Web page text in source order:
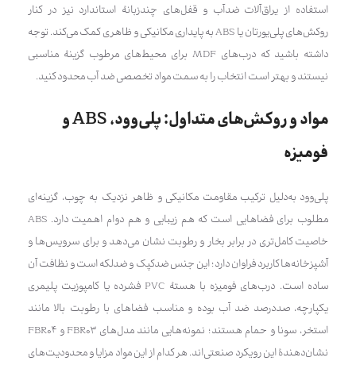
استفاده از یراق‌آلات ضدآب و قفل‌های چندزبانهٔ استاندارد نیز در کنار
روکش‌های پلی‌یورتان یا ABS به پایداری مکانیکی و ظاهری کمک می‌کند. توجه
داشته باشید که درب‌های MDF برای محیط‌های مرطوب گزینهٔ مناسبی
نیستند و بهتر است انتخاب را به سمت مواد تخصصی ضد آب محدود کنید.
مواد و روکش‌های متداول: پلی‌وود، ABS و
فومیزه
پلی‌وود به‌دلیل ترکیب مقاومت مکانیکی و ظاهر نزدیک به چوب، گزینه‌ای
مطلوب برای فضاهایی است که هم زیبایی و هم دوام اهمیت دارد. ABS
خاصیت کامل‌تری در برابر بخار و رطوبت نشان می‌دهد و برای سرویس‌ها و
آشپزخانه‌ها کاربرد فراوان دارد؛ این جنس ضدکپک و ضدلکه است و نظافت آن
ساده است. درب‌های فومیزه با هستهٔ PVC فشرده یا کامپوزیت پلیمری
یکپارچه، صددرصد ضد آب بوده و مناسب فضاهای با رطوبت بالا مانند
استخر، سونا و حمام هستند؛ نمونه‌هایی مانند مدل‌های FBR03 و FBR04
نشان‌دهندهٔ این رویکرد صنعتی‌اند. هر کدام از این مواد مزایا و محدودیت‌های